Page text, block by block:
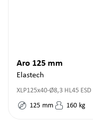
Aro 125 mm
Elastech
XLP125x40-Ø8,3 HL45 ESD
125 mm 160 kg